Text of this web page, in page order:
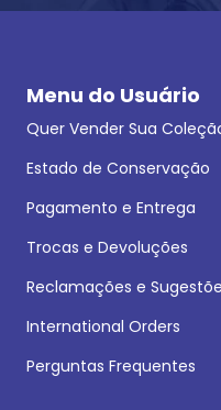
Menu do Usuário
Quer Vender Sua
Estado de Conservação
Pagamento e Entrega
Trocas e Devoluções
Reclamações e
International Orders
Perguntas Frequentes